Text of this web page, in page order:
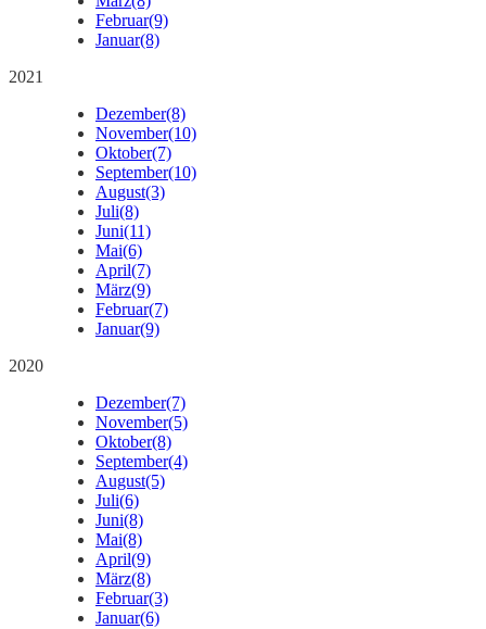
Februar(9)
Januar(8)
2021
Dezember(8)
November(10)
Oktober(7)
September(10)
August(3)
Juli(8)
Juni(11)
Mai(6)
April(7)
März(9)
Februar(7)
Januar(9)
2020
Dezember(7)
November(5)
Oktober(8)
September(4)
August(5)
Juli(6)
Juni(8)
Mai(8)
April(9)
März(8)
Februar(3)
Januar(6)